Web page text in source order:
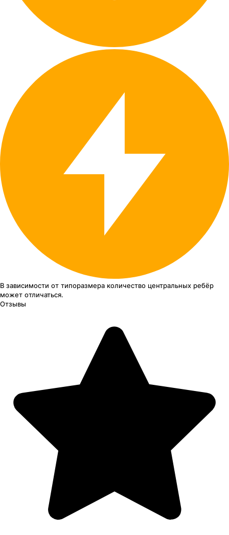
В зависимости от типоразмера количество центральных ребёр
может отличаться.
Отзывы